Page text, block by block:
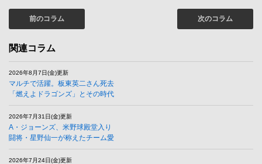
前のコラム 次のコラム
関連コラム
2026年8月7日(金)更新
マルチで活躍。板東英二さん死去
「燃えよドラゴンズ」とその時代
2026年7月31日(金)更新
A・ジョーンズ、米野球殿堂入り
闘将・星野仙一が称えたチーム愛
2026年7月24日(金)更新